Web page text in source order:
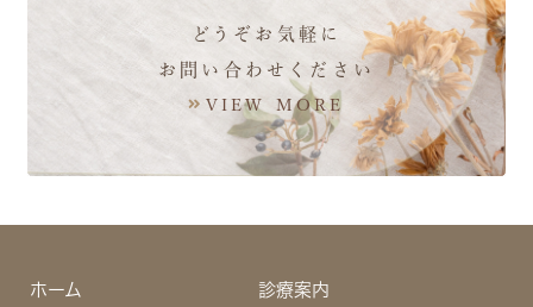
どうぞお気軽に
お問い合わせください
VIEW MORE
ホーム
診療案内